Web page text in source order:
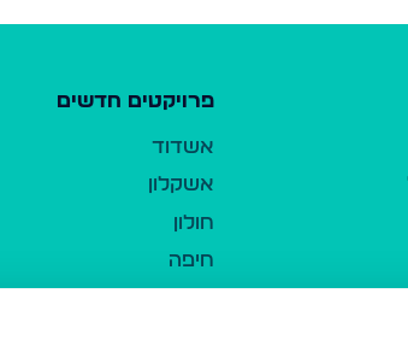
פרויקטים חדשים
אשדוד
אשקלון
חולון
חיפה